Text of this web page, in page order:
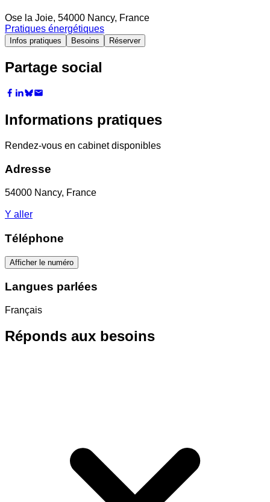
Ose la Joie, 54000 Nancy, France
Pratiques énergétiques
Infos pratiques Besoins Réserver
Partage social
Informations pratiques
Rendez-vous en cabinet disponibles
Adresse
54000 Nancy, France
Y aller
Téléphone
Afficher le numéro
Langues parlées
Français
Réponds aux besoins